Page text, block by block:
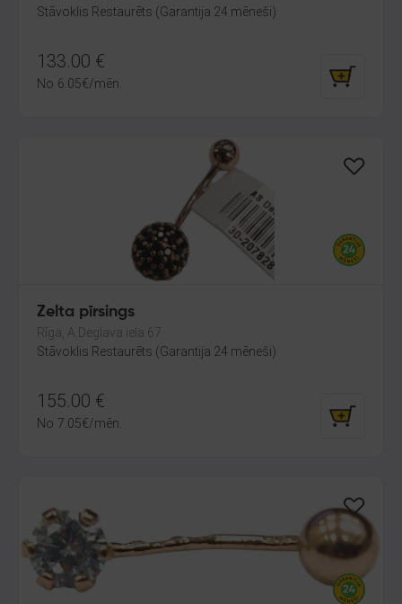
Stāvoklis Restaurēts (Garantija 24 mēneši)
133.00 €
No 6.05€/mēn.
Zelta pīrsings
Rīga, A.Deglava iela 67
Stāvoklis Restaurēts (Garantija 24 mēneši)
155.00 €
No 7.05€/mēn.